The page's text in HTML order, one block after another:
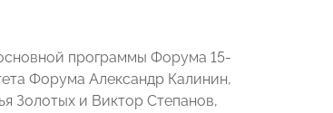
программы Форума 15-
Форума Александр Калинин,
Золотых и Виктор Степанов,